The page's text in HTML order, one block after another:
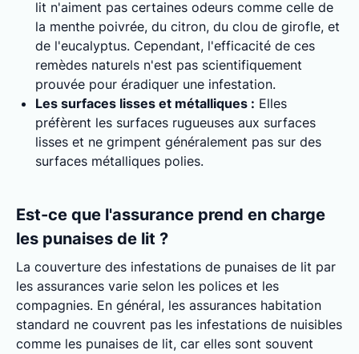
lit n'aiment pas certaines odeurs comme celle de
la menthe poivrée, du citron, du clou de girofle, et
de l'eucalyptus. Cependant, l'efficacité de ces
remèdes naturels n'est pas scientifiquement
prouvée pour éradiquer une infestation.
Les surfaces lisses et métalliques : Elles
préfèrent les surfaces rugueuses aux surfaces
lisses et ne grimpent généralement pas sur des
surfaces métalliques polies.
Est-ce que l'assurance prend en charge
les punaises de lit ?
La couverture des infestations de punaises de lit par
les assurances varie selon les polices et les
compagnies. En général, les assurances habitation
standard ne couvrent pas les infestations de nuisibles
comme les punaises de lit, car elles sont souvent